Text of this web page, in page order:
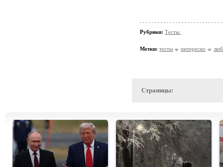
Рубрики: Тесты.
Метки: тесты интересно
Страницы: